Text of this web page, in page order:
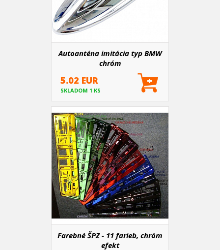
Autoanténa imitácia typ BMW
chróm
5.02 EUR
SKLADOM 1 KS
Farebné ŠPZ - 11 farieb, chróm
efekt